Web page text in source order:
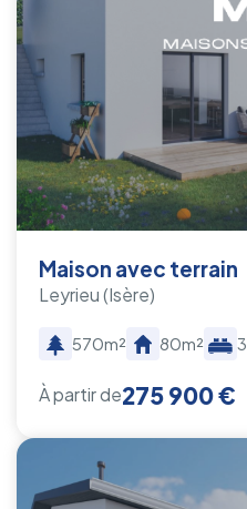
Maison avec terrain
Leyrieu(Isère)
570m² 80m² 3
À partir de275 900 €